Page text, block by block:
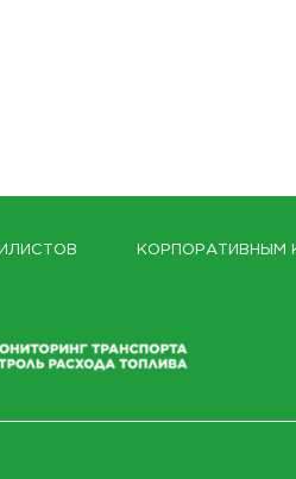
КОРПОРАТИВНЫМ